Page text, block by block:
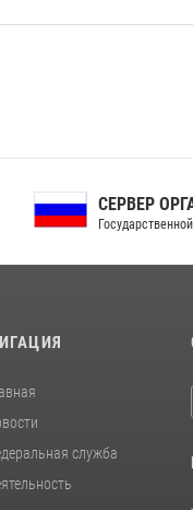
СЕРВЕР ОРГАНОВ
Государственной власти РФ
служба